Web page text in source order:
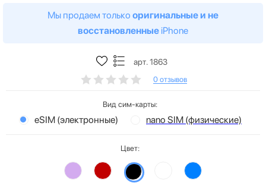
Мы продаем только оригинальные и не
восстановленные iPhone
арт. 1863
0 отзывов
Вид сим-карты:
eSIM (электронные) nano SIM (физические)
Цвет: